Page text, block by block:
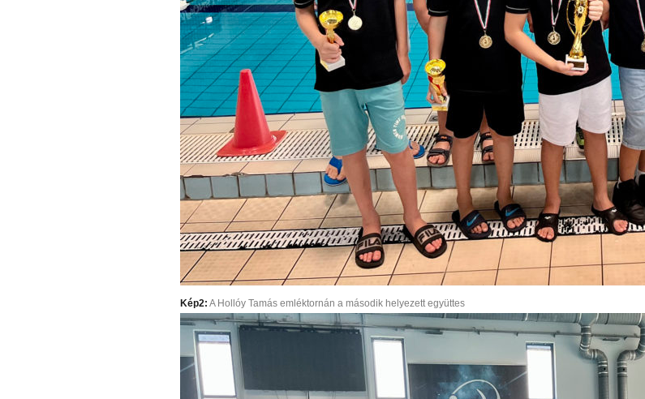
Kép2: A Hollóy Tamás emléktornán a második helyezett együttes